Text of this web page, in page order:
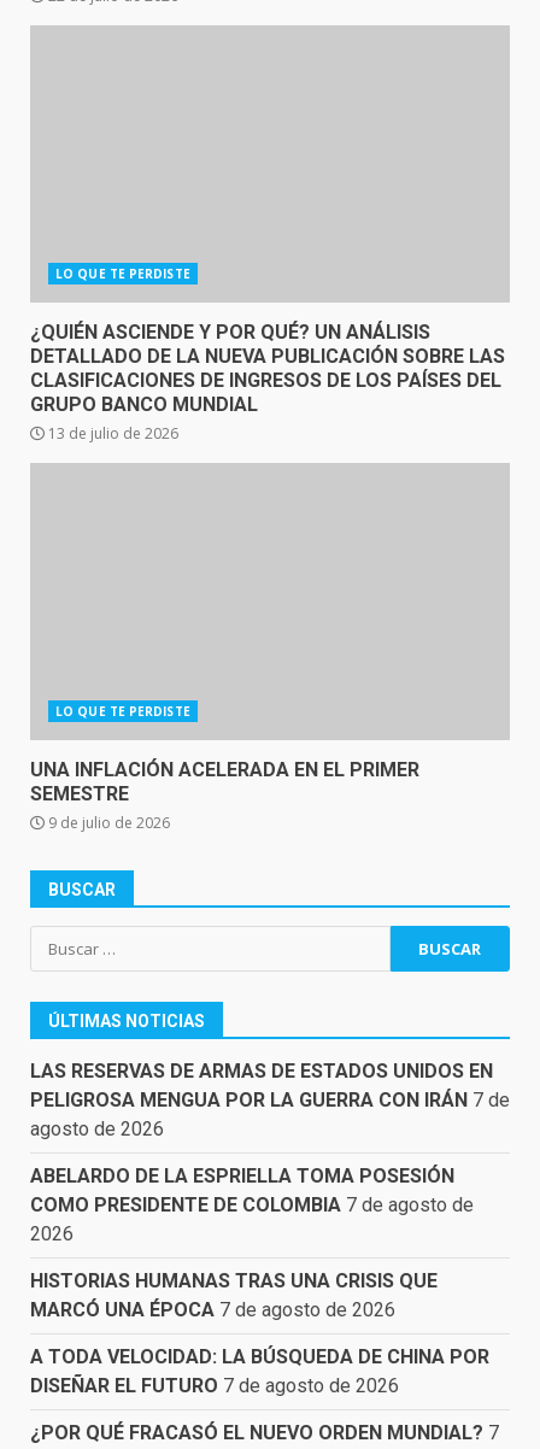
LO QUE TE PERDISTE
¿QUIÉN ASCIENDE Y POR QUÉ? UN ANÁLISIS
DETALLADO DE LA NUEVA PUBLICACIÓN SOBRE LAS
CLASIFICACIONES DE INGRESOS DE LOS PAÍSES DEL
GRUPO BANCO MUNDIAL
13 de julio de 2026
LO QUE TE PERDISTE
UNA INFLACIÓN ACELERADA EN EL PRIMER
SEMESTRE
9 de julio de 2026
BUSCAR
Buscar:
ÚLTIMAS NOTICIAS
LAS RESERVAS DE ARMAS DE ESTADOS UNIDOS EN
PELIGROSA MENGUA POR LA GUERRA CON IRÁN 7 de
agosto de 2026
ABELARDO DE LA ESPRIELLA TOMA POSESIÓN
COMO PRESIDENTE DE COLOMBIA 7 de agosto de
2026
HISTORIAS HUMANAS TRAS UNA CRISIS QUE
MARCÓ UNA ÉPOCA 7 de agosto de 2026
A TODA VELOCIDAD: LA BÚSQUEDA DE CHINA POR
DISEÑAR EL FUTURO 7 de agosto de 2026
¿POR QUÉ FRACASÓ EL NUEVO ORDEN MUNDIAL? 7